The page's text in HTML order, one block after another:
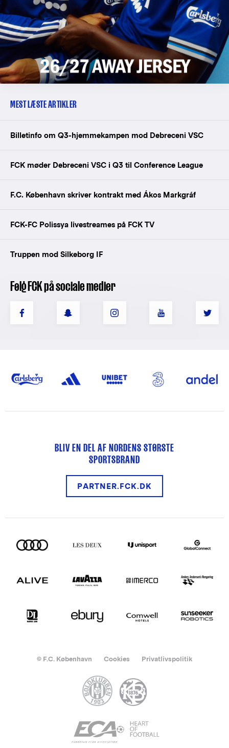
MEST LÆSTE ARTIKLER
Billetinfo om Q3-hjemmekampen mod Debreceni VSC
FCK møder Debreceni VSC i Q3 til Conference League
F.C. København skriver kontrakt med Ákos Markgráf
FCK-FC Polissya livestreames på FCK TV
Truppen mod Silkeborg IF
Følg FCK på sociale medier
BLIV EN DEL AF NORDENS STØRSTE
SPORTSBRAND
PARTNER.FCK.DK
© F.C. København Cookies Privatlivspolitik